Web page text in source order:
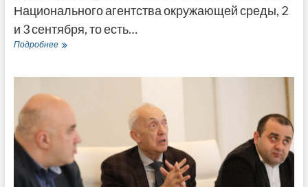
Национального агентства окружающей среды, 2
и 3 сентября, то есть…
ПодробнееСиноптики
Грузии